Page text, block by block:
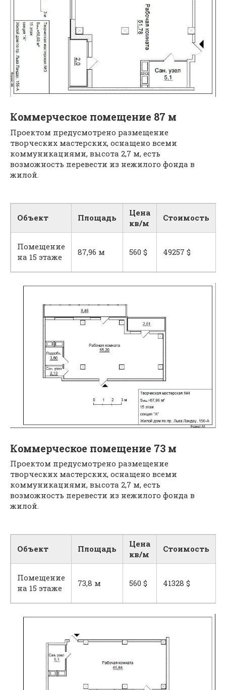
Коммерческое помещение 87 м
Проектом предусмотрено размещение
творческих мастерских, оснащено всеми
коммуникациями, высота 2,7 м, есть
возможность перевести из нежилого фонда в
жилой.
Объект Площадь
Цена
кв/м
Стоимость
Помещение
на 15 этаже
87,96 м 560 $ 49257 $
Коммерческое помещение 73 м
Проектом предусмотрено размещение
творческих мастерских, оснащено всеми
коммуникациями, высота 2,7 м, есть
возможность перевести из нежилого фонда в
жилой.
Объект Площадь
Цена
кв/м
Стоимость
Помещение
на 15 этаже
73,8 м 560 $ 41328 $